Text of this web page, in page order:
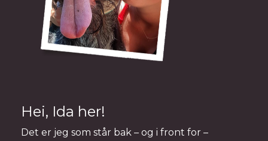
Hei, Ida her!
Det er jeg som står bak – og i front for –